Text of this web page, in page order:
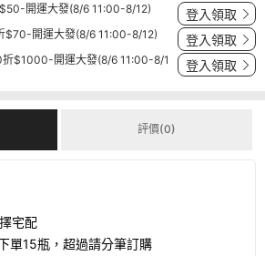
開運大發(8/6 11:00-8/12) 登入領取
$70-開運大發(8/6 11:00-8/12) 登入領取
$1000-開運大發(8/6 11:00-8/1
登入領取
評價(0)
宅配
單15瓶，超過請分筆訂購